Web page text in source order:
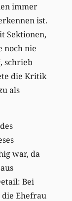
immer
ist.
Sektionen,
noch nie
schrieb
die Kritik
als
war, da
Bei
Ehefrau